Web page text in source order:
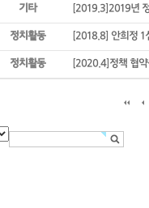
기타 [2019.3]2019년
정치활동 [2018.8] 안희정 1
정치활동 [2020.4]정책 협약